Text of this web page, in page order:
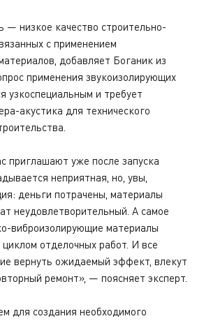
— низкое качество строительно-
с применением
добавляет Боганик из
применения звукоизолирующих
узкоспециальным и требует
акустика для технического
приглашают уже после запуска
неприятная, но, увы,
деньги потрачены, материалы
неудовлетворительный. А самое
виброизолирующие материалы
отделочных работ. И все
вернуть ожидаемый эффект, влекут
ремонт», — поясняет эксперт.
для создания необходимого